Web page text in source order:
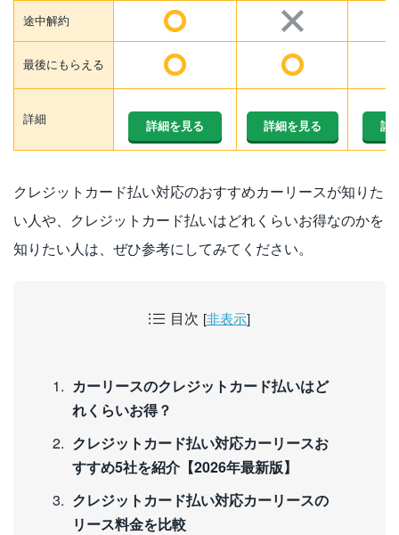
途中解約
最後にもらえる
詳細 詳細を見る 詳細を見る 詳
クレジットカード払い対応のおすすめカーリースが知りた
い人や、クレジットカード払いはどれくらいお得なのかを
知りたい人は、ぜひ参考にしてみてください。
目次 [非表示]
カーリースのクレジットカード払いはど
れくらいお得？
クレジットカード払い対応カーリースお
すすめ5社を紹介【2026年最新版】
クレジットカード払い対応カーリースの
リース料金を比較